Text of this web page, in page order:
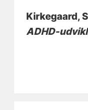
Kirkegaard,
ADHD-